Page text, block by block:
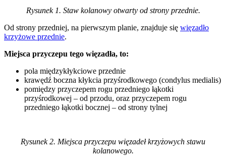
Rysunek 1. Staw kolanowy otwarty od strony przednie.
Od strony przedniej, na pierwszym planie, znajduje się więzadło
krzyżowe przednie.
Miejsca przyczepu tego więzadła, to:
pola międzykłykciowe przednie
krawędź boczna kłykcia przyśrodkowego (condylus medialis)
pomiędzy przyczepem rogu przedniego łąkotki
przyśrodkowej – od przodu, oraz przyczepem rogu
przedniego łąkotki bocznej – od strony tylnej
Rysunek 2. Miejsca przyczepu więzadeł krzyżowych stawu
kolanowego.